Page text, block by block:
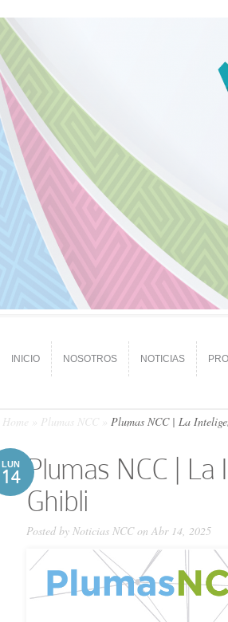
INICIO NOSOTROS NOTICIAS
Home Plumas NCC Plumas NCC | La
LUN
14 Plumas NCC |
Ghibli
Posted by Noticias NCCon Abr 14, 2025